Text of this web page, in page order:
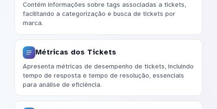
Contém informações sobre tags associadas a tickets,
facilitando a categorização e busca de tickets por
marca.
Métricas dos Tickets
Apresenta métricas de desempenho de tickets, incluindo
tempo de resposta e tempo de resolução, essenciais
para análise de eficiência.